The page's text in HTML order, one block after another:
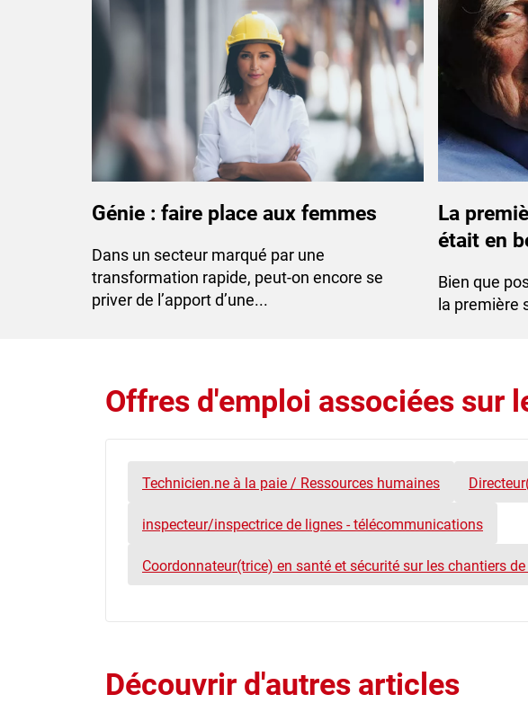
Génie : faire place aux femmes
Dans un secteur marqué par une
transformation rapide, peut-on encore se
priver de l’apport d’une...
La
était en
Bien que
la première
Offres d'emploi associées sur
Technicien.ne à la paie / Ressources humaines
inspecteur/inspectrice de lignes - télécommunications
Coordonnateur(trice) en santé et sécurité sur les chantiers
Découvrir d'autres articles